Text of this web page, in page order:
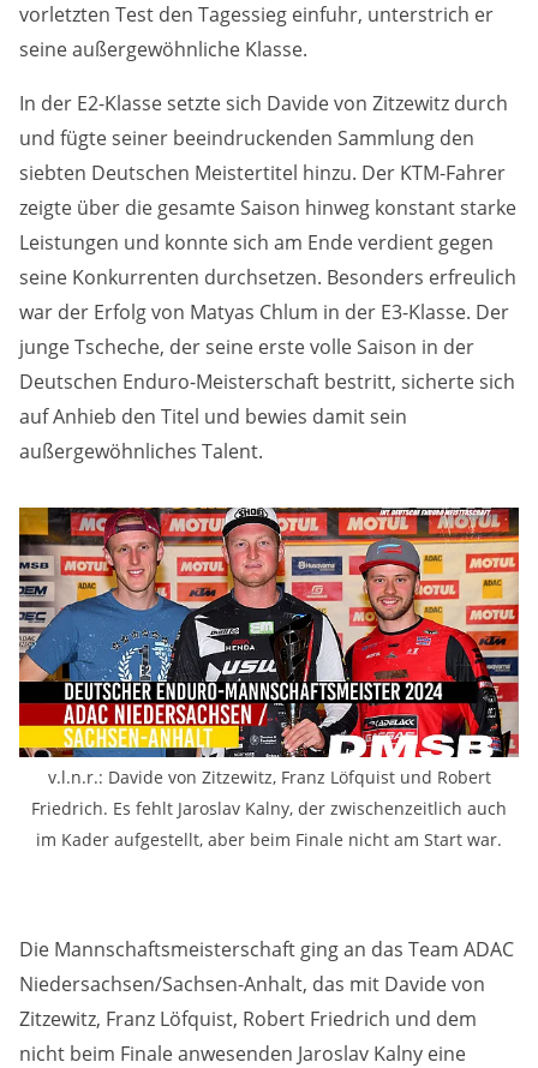
vorletzten Test den Tagessieg einfuhr, unterstrich er
seine außergewöhnliche Klasse.
In der E2-Klasse setzte sich Davide von Zitzewitz durch
und fügte seiner beeindruckenden Sammlung den
siebten Deutschen Meistertitel hinzu. Der KTM-Fahrer
zeigte über die gesamte Saison hinweg konstant starke
Leistungen und konnte sich am Ende verdient gegen
seine Konkurrenten durchsetzen. Besonders erfreulich
war der Erfolg von Matyas Chlum in der E3-Klasse. Der
junge Tscheche, der seine erste volle Saison in der
Deutschen Enduro-Meisterschaft bestritt, sicherte sich
auf Anhieb den Titel und bewies damit sein
außergewöhnliches Talent.
v.l.n.r.: Davide von Zitzewitz, Franz Löfquist und Robert
Friedrich. Es fehlt Jaroslav Kalny, der zwischenzeitlich auch
im Kader aufgestellt, aber beim Finale nicht am Start war.
Die Mannschaftsmeisterschaft ging an das Team ADAC
Niedersachsen/Sachsen-Anhalt, das mit Davide von
Zitzewitz, Franz Löfquist, Robert Friedrich und dem
nicht beim Finale anwesenden Jaroslav Kalny eine
Cookie Consent
cookie_consent
Anbieter:
Zweck:
Dieser Cookie speichert die gewählten Cookie-
Einstellungen.
Cookie Laufzeit:
12 Monate
Cookies, die der Sammlung von Informationen und
Erstellung von Berichten über die Website-
Nutzungsstatistik dienen, ohne dass einzelne
Besucher persönlich identifiziert werden können.
Google Analytics
Name:
_gat, _ga, _gid
Anbieter:
Google LLC
24 Monate